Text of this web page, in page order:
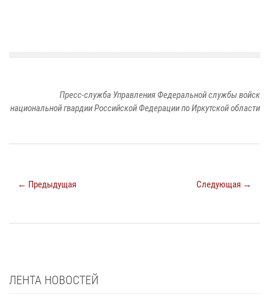
Пресс-служба Управления Федеральной службы войск
национальной гвардии Российской Федерации по Иркутской области
← Предыдущая Следующая →
ЛЕНТА НОВОСТЕЙ